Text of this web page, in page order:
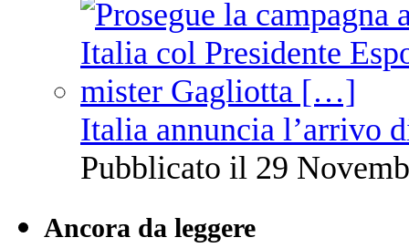
Italia annuncia l’arrivo
Pubblicato il 29
Ancora da leggere